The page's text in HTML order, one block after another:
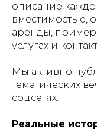
описание
вместимостью,
аренды,
услугах и
Мы активно
тематических
соцсетях.
Реальные